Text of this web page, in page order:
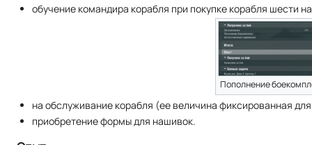
обучение командира корабля при покупке корабля шести
Пополнение
на обслуживание корабля (ее величина фиксированная
приобретение формы для нашивок.